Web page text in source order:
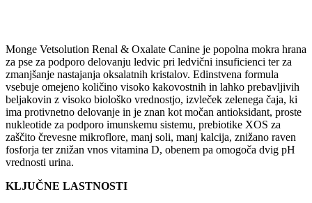
Monge Vetsolution Renal & Oxalate Canine je popolna mokra hrana
za pse za podporo delovanju ledvic pri ledvični insuficienci ter za
zmanjšanje nastajanja oksalatnih kristalov. Edinstvena formula
vsebuje omejeno količino visoko kakovostnih in lahko prebavljivih
beljakovin z visoko biološko vrednostjo, izvleček zelenega čaja, ki
ima protivnetno delovanje in je znan kot močan antioksidant, proste
nukleotide za podporo imunskemu sistemu, prebiotike XOS za
zaščito črevesne mikroflore, manj soli, manj kalcija, znižano raven
fosforja ter znižan vnos vitamina D, obenem pa omogoča dvig pH
vrednosti urina.
KLJUČNE LASTNOSTI